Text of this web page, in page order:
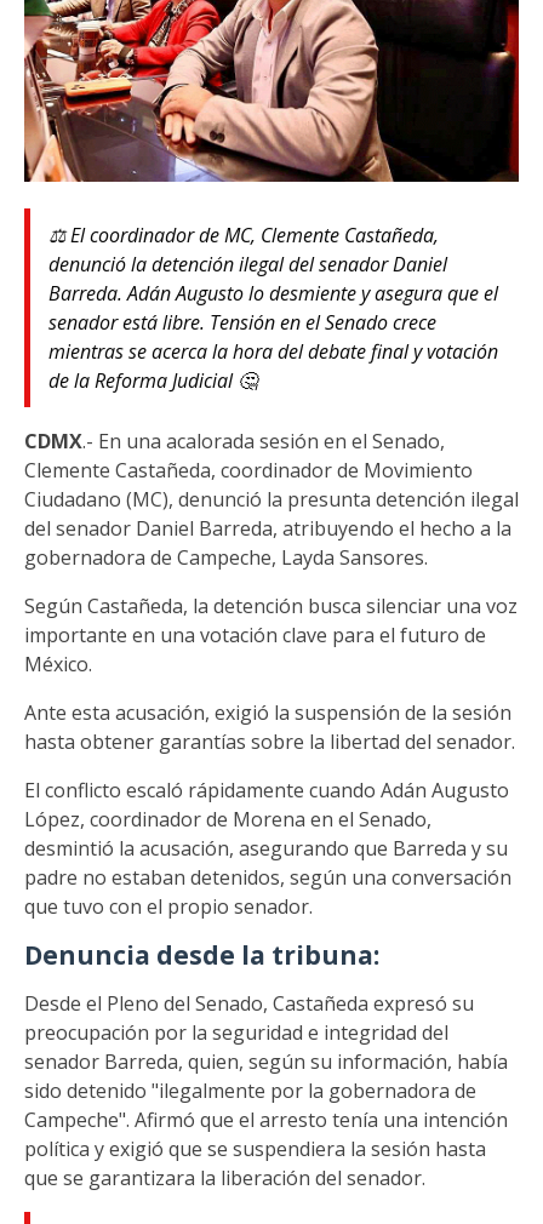
⚖️ El coordinador de MC, Clemente Castañeda,
denunció la detención ilegal del senador Daniel
Barreda. Adán Augusto lo desmiente y asegura que el
senador está libre. Tensión en el Senado crece
mientras se acerca la hora del debate final y votación
de la Reforma Judicial 🤔
CDMX.- En una acalorada sesión en el Senado,
Clemente Castañeda, coordinador de Movimiento
Ciudadano (MC), denunció la presunta detención ilegal
del senador Daniel Barreda, atribuyendo el hecho a la
gobernadora de Campeche, Layda Sansores.
Según Castañeda, la detención busca silenciar una voz
importante en una votación clave para el futuro de
México.
Ante esta acusación, exigió la suspensión de la sesión
hasta obtener garantías sobre la libertad del senador.
El conflicto escaló rápidamente cuando Adán Augusto
López, coordinador de Morena en el Senado,
desmintió la acusación, asegurando que Barreda y su
padre no estaban detenidos, según una conversación
que tuvo con el propio senador.
Denuncia desde la tribuna:
Desde el Pleno del Senado, Castañeda expresó su
preocupación por la seguridad e integridad del
senador Barreda, quien, según su información, había
sido detenido "ilegalmente por la gobernadora de
Campeche". Afirmó que el arresto tenía una intención
política y exigió que se suspendiera la sesión hasta
que se garantizara la liberación del senador.